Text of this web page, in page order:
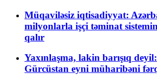
Müqaviləsiz iqtisadiyyat:
milyonlarla işçi təminat
qalır
Yaxınlaşma, lakin barışıq
Gürcüstan eyni müharibəni